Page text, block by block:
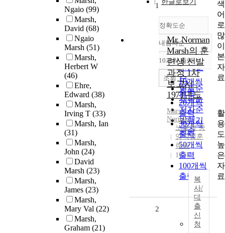
Ngaio (99)
Marsh,
David (68)
Ngaio
Marsh (51)
Marsh,
Herbert W
(46)
Ehre,
Edward (38)
Marsh,
Irving T (33)
Marsh, Ian
(31)
Marsh,
John (24)
David
Marsh (23)
Marsh,
James (23)
Marsh,
Mary Val (22)
Marsh,
Graham (21)
한글로보기
정확도순
정확도
순
인기도
순
연도순
제목순
저자순
발행기
관순
내림차순
내림차순
10개씩 출력
10개씩
출력
20개씩
출력
30개씩
출력
50개씩
출력
100개씩
출력
조회
1
Mr. Norman
Marsh의 훈
련생 선발
과정 1차
보고서 :
1971년도
Marsh,
Norman
노동청 중
앙직업훈
련원
1971
복
사/
대
출
신
청
2
색
어
로
많
이
본
자
료
활
용
도
높
은
자
료